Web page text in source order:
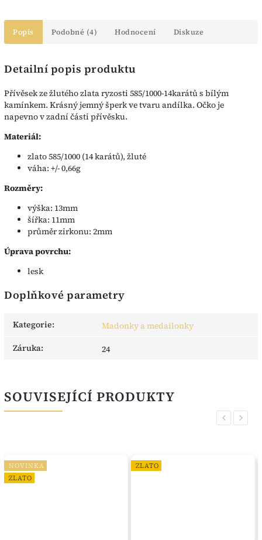
Popis Podobné (4) Hodnocení Diskuze
Detailní popis produktu
Přívěsek ze žlutého zlata ryzosti 585/1000-14karátů s bílým
kamínkem. Krásný jemný šperk ve tvaru andílka. Očko je
napevno v zadní části přívěsku.
Materiál:
zlato 585/1000 (14 karátů), žluté
váha: +/- 0,66g
Rozměry:
výška: 13mm
šířka: 11mm
průměr zirkonu: 2mm
Úprava povrchu:
lesk
Doplňkové parametry
Kategorie:
Madonky a medailonky
Záruka: 24
SOUVISEJÍCÍ PRODUKTY
Previous
NOVINKA
ZLATO
ZLATO
Next